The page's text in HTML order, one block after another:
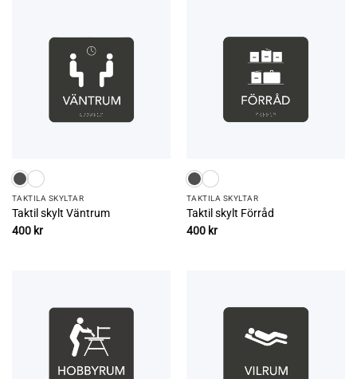
TAKTILA SKYLTAR
Taktil skylt Väntrum
400 kr
TAKTILA SKYLTAR
Taktil skylt Förråd
400 kr